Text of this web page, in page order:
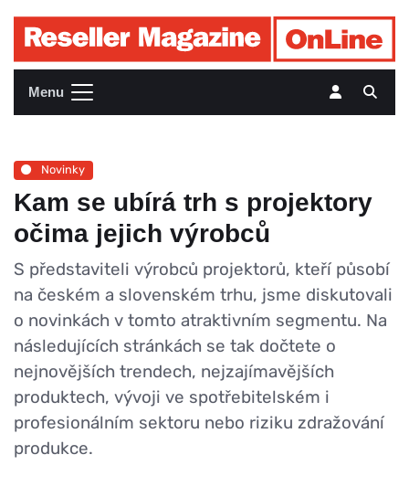
Menu
Novinky
Kam se ubírá trh s projektory
očima jejich výrobců
S představiteli výrobců projektorů, kteří působí
na českém a slovenském trhu, jsme diskutovali
o novinkách v tomto atraktivním segmentu. Na
následujících stránkách se tak dočtete o
nejnovějších trendech, nejzajímavějších
produktech, vývoji ve spotřebitelském i
profesionálním sektoru nebo riziku zdražování
produkce.